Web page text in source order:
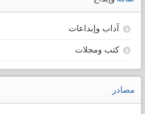
آداب وإبداعات
كتب ومجلات
مصادر